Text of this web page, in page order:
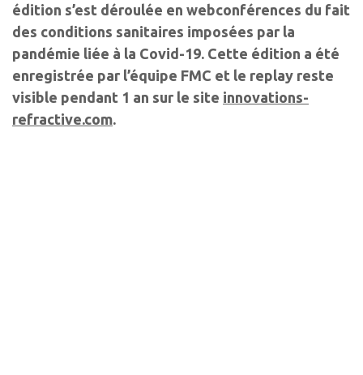
édition s’est déroulée en webconférences du fait
des conditions sanitaires imposées par la
pandémie liée à la Covid-19. Cette édition a été
enregistrée par l’équipe FMC et le replay reste
visible pendant 1 an sur le site innovations-
refractive.com.